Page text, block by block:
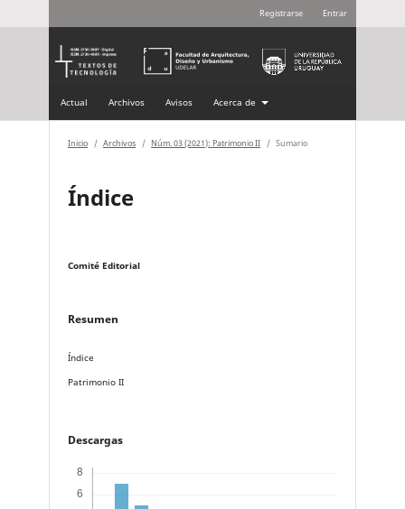
Actual Archivos Avisos Acerca de
Registrarse Entrar
Inicio / Archivos / Núm. 03 (2021): Patrimonio II / Sumario
Índice
Comité Editorial
Resumen
Índice
Patrimonio II
Descargas